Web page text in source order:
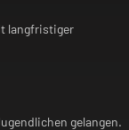
langfristiger
gelangen.